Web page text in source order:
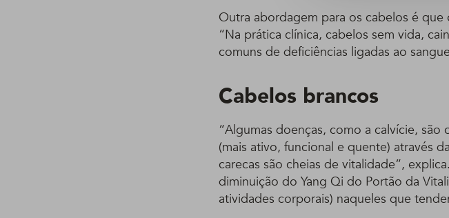
Outra abordagem para os cabelos é que
“Na prática clínica, cabelos sem vida,
comuns de deficiências ligadas ao
Cabelos brancos
“Algumas doenças, como a calvície, são
(mais ativo, funcional e quente) através
carecas são cheias de vitalidade”,
diminuição do Yang Qi do Portão da
atividades corporais) naqueles que